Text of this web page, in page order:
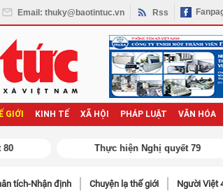
Email: thuky@baotintuc.vn Rss
GIỚI KINH TẾ XÃ HỘI PHÁP LUẬT VĂN HÓA
tích-Nhận định Chuyện lạ thế giới Người Việt